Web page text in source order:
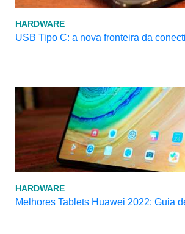
HARDWARE
USB Tipo C: a nova fronteira da
HARDWARE
Melhores Tablets Huawei 2022: Guia